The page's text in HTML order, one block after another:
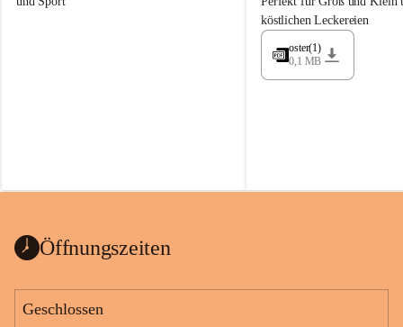
G
ü
e
köstlichen Leckereien
oster(1)
0,1 MB
Öffnungszeiten
Geschlossen